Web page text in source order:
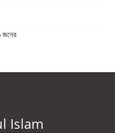
জনের
Islam